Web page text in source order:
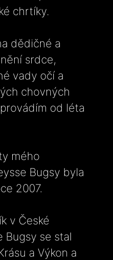
chrtíky.
dědičné a
srdce,
vady očí a
chovných
od léta
mého
Bugsy byla
2007.
v České
Bugsy se stal
a Výkon a